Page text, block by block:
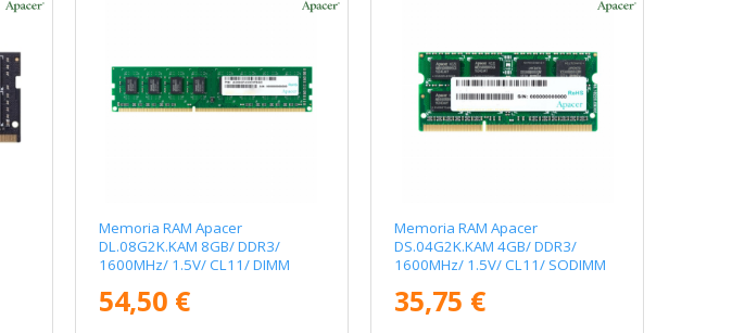
Memoria RAM Apacer
DL.08G2K.KAM 8GB/ DDR3/
1600MHz/ 1.5V/ CL11/ DIMM
54,50 €
Memoria RAM Apacer
DS.04G2K.KAM 4GB/ DDR3/
1600MHz/ 1.5V/ CL11/ SODIMM
35,75 €